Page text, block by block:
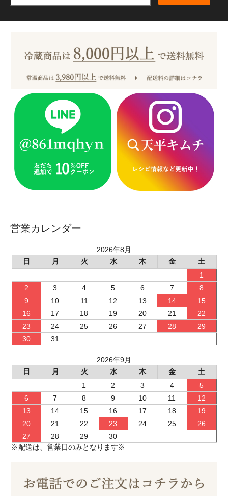
営業カレンダー
2026年8月
日
月 火 水 木 金
土
1
2
3 4 5 6 7
8
9
10 11 12 13 14
15
16
17 18 19 20 21
22
23
24 25 26 27 28
29
30
31
2026年9月
日
月 火 水 木 金
土
1
2 3 4
5
6
7 8 9 10 11
12
13
14 15 16 17 18
19
20
21 22 23 24 25
26
27
28 29
30
※配送は、営業日のみとなります※